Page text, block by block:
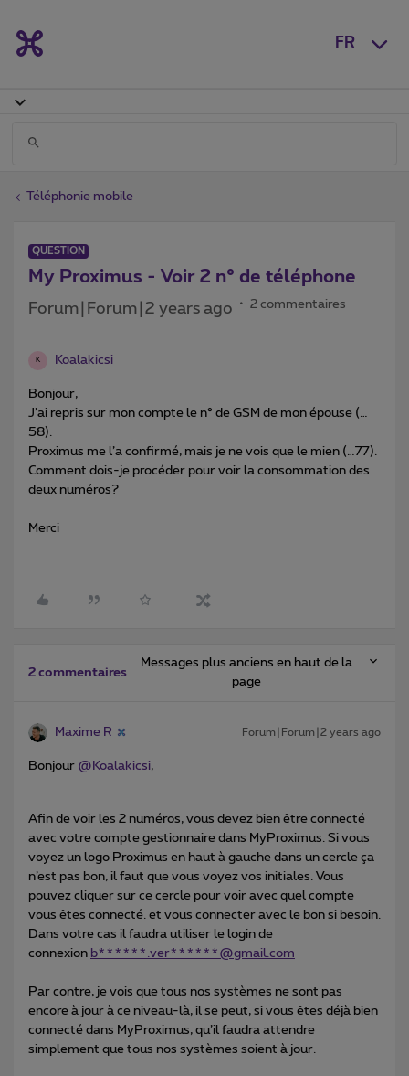
FR
Téléphonie mobile
QUESTION
My Proximus - Voir 2 n° de téléphone
Forum|Forum|2 years ago 2 commentaires
K Koalakicsi
Bonjour,
J’ai repris sur mon compte le n° de GSM de mon épouse (…
58).
Proximus me l’a confirmé, mais je ne vois que le mien (…77).
Comment dois-je procéder pour voir la consommation des
deux numéros?
Merci
2 commentaires
Messages plus anciens en haut de la
page
Maxime R Forum|Forum|2 years ago
Bonjour @Koalakicsi,
Afin de voir les 2 numéros, vous devez bien être connecté
avec votre compte gestionnaire dans MyProximus. Si vous
voyez un logo Proximus en haut à gauche dans un cercle ça
n’est pas bon, il faut que vous voyez vos initiales. Vous
pouvez cliquer sur ce cercle pour voir avec quel compte
vous êtes connecté. et vous connecter avec le bon si besoin.
Dans votre cas il faudra utiliser le login de
connexion b******.ver******@gmail.com
Par contre, je vois que tous nos systèmes ne sont pas
encore à jour à ce niveau-là, il se peut, si vous êtes déjà bien
connecté dans MyProximus, qu’il faudra attendre
simplement que tous nos systèmes soient à jour.